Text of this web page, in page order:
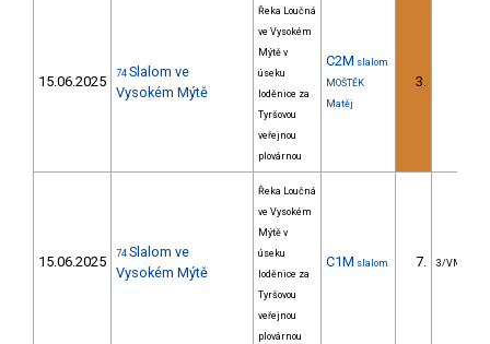
15.06.2025 74 Slalom ve
Vysokém Mýtě
Řeka Loučná
ve Vysokém
Mýtě v
úseku
loděnice za
Tyršovou
veřejnou
plovárnou
C2M slalom
MOŠTĚK
Matěj
3.
15.06.2025 74 Slalom ve
Vysokém Mýtě
Řeka Loučná
ve Vysokém
Mýtě v
úseku
loděnice za
Tyršovou
veřejnou
plovárnou
C1M slalom 7. 3/VM